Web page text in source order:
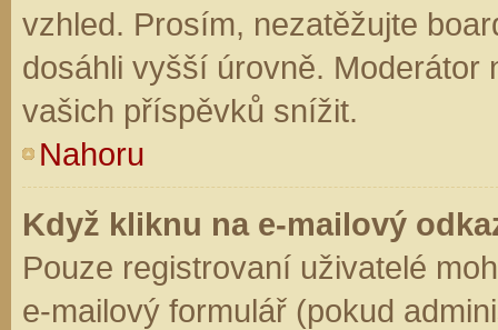
vzhled. Prosím, nezatěžujte
dosáhli vyšší úrovně. Moderátor
vašich příspěvků snížit.
Nahoru
Když kliknu na e-mailový
Pouze registrovaní uživatelé
e-mailový formulář (pokud